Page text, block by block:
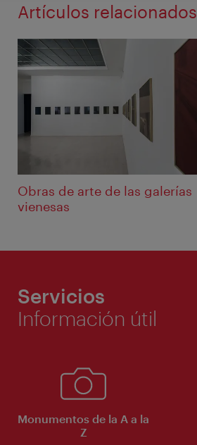
Artículos relacionados
Obras de arte de las galerías
vienesas
Servicios
Información útil
Monumentos de la A a la
Z